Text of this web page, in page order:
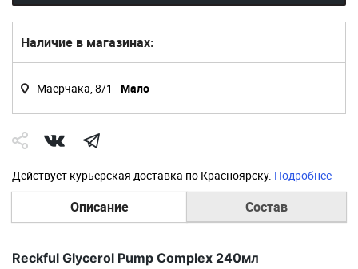
Наличие в магазинах:
Маерчака, 8/1 -Мало
Действует курьерская доставка по Красноярску. Подробнее
Описание Состав
Reckful Glycerol Pump Complex 240мл